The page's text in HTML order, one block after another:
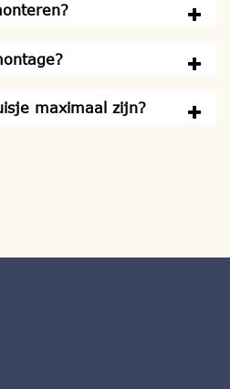
maximaal zijn?